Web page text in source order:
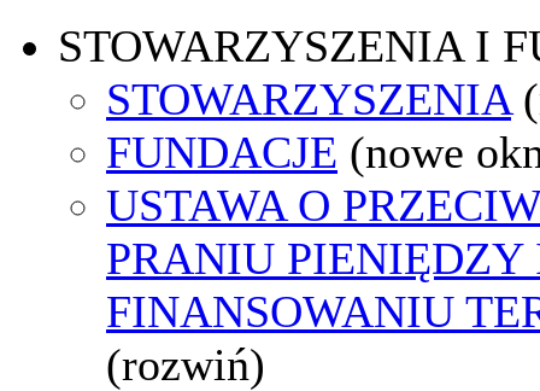
STOWARZYSZENIA I
STOWARZYSZENIA
FUNDACJE (nowe
USTAWA O
PRANIU PIENIĘDZY
FINANSOWANIU
(rozwiń)